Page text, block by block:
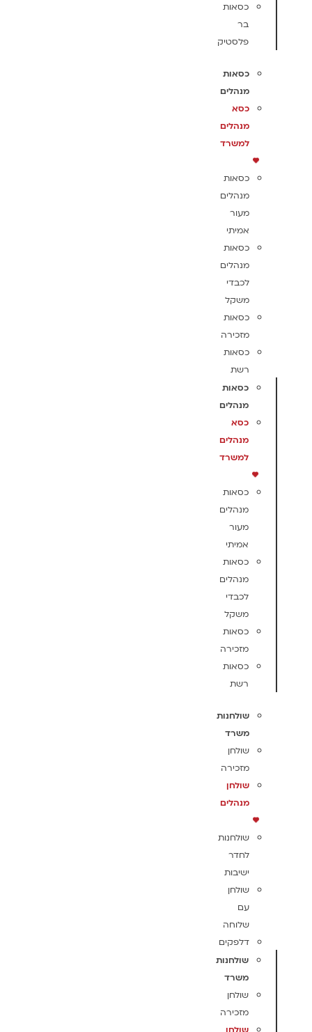
כסאות
בר
פלסטיק
כסאות
מנהלים
כסא
מנהלים
למשרד
כסאות
מנהלים
מעור
אמיתי
כסאות
מנהלים
לכבדי
משקל
כסאות
מזכירה
כסאות
רשת
כסאות
מנהלים
כסא
מנהלים
למשרד
כסאות
מנהלים
מעור
אמיתי
כסאות
מנהלים
לכבדי
משקל
כסאות
מזכירה
כסאות
רשת
שולחנות
משרד
שולחן
מזכירה
שולחן
מנהלים
שולחנות
לחדר
ישיבות
שולחן
עם
שלוחה
דלפקים
שולחנות
משרד
שולחן
מזכירה